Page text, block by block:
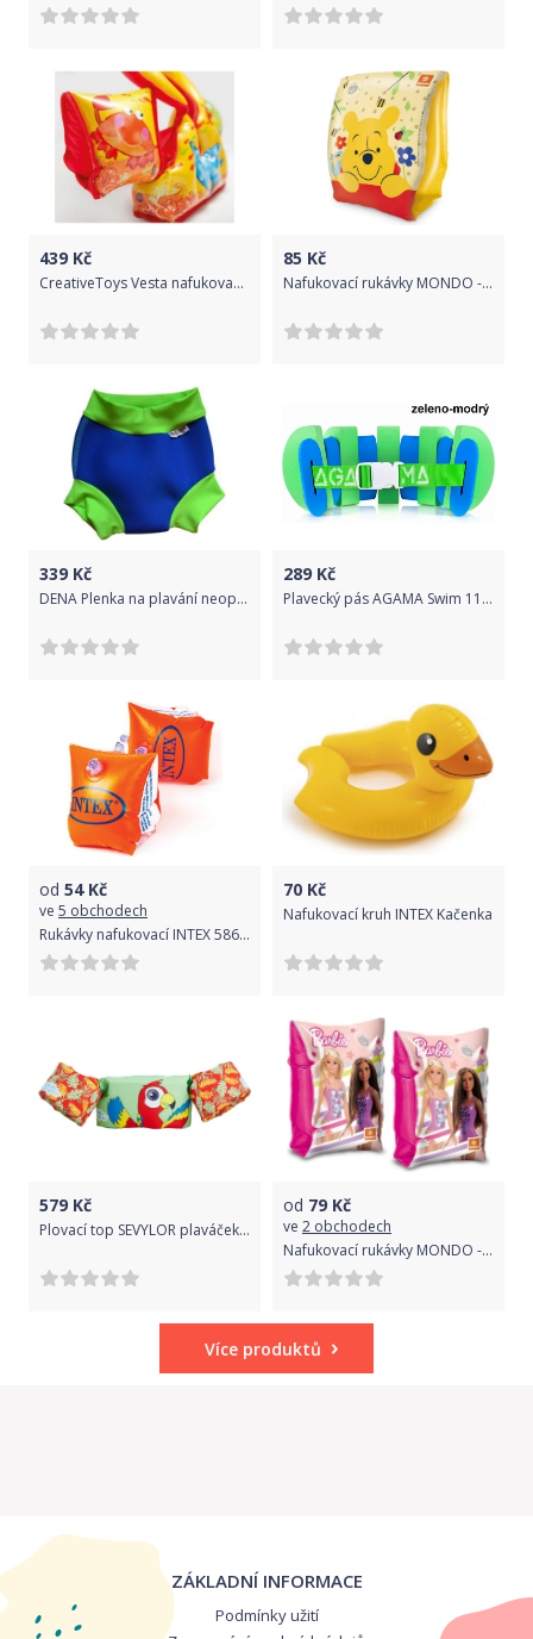
439 Kč
CreativeToys Vesta nafukovací s rukávky
85 Kč
Nafukovací rukávky MONDO - Medvídek Pú 25x15 cm
339 Kč
DENA Plenka na plavání neoprenová, modro-zelená, růžovo-modrá, M
289 Kč
Plavecký pás AGAMA Swim 11 dílů - zeleno-modrý
od 54Kč
ve 5 obchodech
Rukávky nafukovací INTEX 58642 DELUXE
70 Kč
Nafukovací kruh INTEX Kačenka
579 Kč
Plovací top SEVYLOR plaváček zelený - papoušek
od 79 Kč
ve 2 obchodech
Nafukovací rukávky MONDO - Barbie 25x15 cm
Více produktů
ZÁKLADNÍ INFORMACE
Podmínky užití